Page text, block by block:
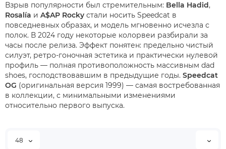
Взрыв популярности был стремительным: Bella Hadid,
Rosalía и A$AP Rocky стали носить Speedcat в
повседневных образах, и модель мгновенно исчезла с
полок. В 2024 году некоторые колорвеи разбирали за
часы после релиза. Эффект понятен: предельно чистый
силуэт, ретро-гоночная эстетика и практически нулевой
профиль — полная противоположность массивным dad
shoes, господствовавшим в предыдущие годы. Speedcat
OG (оригинальная версия 1999) — самая востребованная
в коллекции, с минимальными изменениями
относительно первого выпуска.
48